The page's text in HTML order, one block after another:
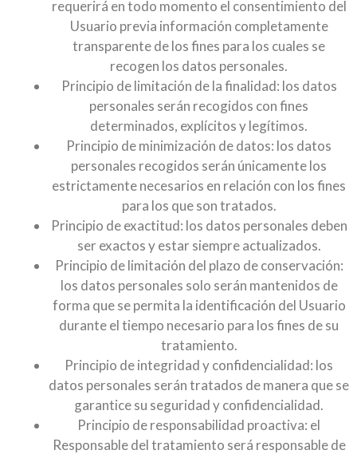
requerirá en todo momento el consentimiento del
Usuario previa información completamente
transparente de los fines para los cuales se
recogen los datos personales.
Principio de limitación de la finalidad: los datos
personales serán recogidos con fines
determinados, explícitos y legítimos.
Principio de minimización de datos: los datos
personales recogidos serán únicamente los
estrictamente necesarios en relación con los fines
para los que son tratados.
Principio de exactitud: los datos personales deben
ser exactos y estar siempre actualizados.
Principio de limitación del plazo de conservación:
los datos personales solo serán mantenidos de
forma que se permita la identificación del Usuario
durante el tiempo necesario para los fines de su
tratamiento.
Principio de integridad y confidencialidad: los
datos personales serán tratados de manera que se
garantice su seguridad y confidencialidad.
Principio de responsabilidad proactiva: el
Responsable del tratamiento será responsable de